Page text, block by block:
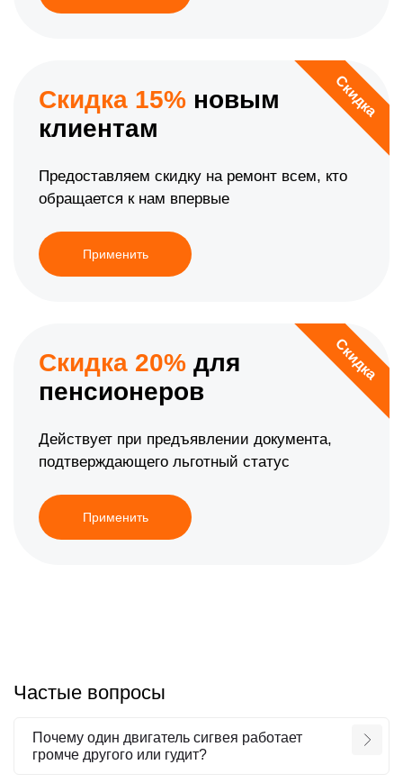
Скидка
Скидка 15% новым
клиентам
Предоставляем скидку на ремонт всем, кто
обращается к нам впервые
Применить
Скидка
Скидка 20% для
пенсионеров
Действует при предъявлении документа,
подтверждающего льготный статус
Применить
Частые вопросы
Почему один двигатель сигвея работает
громче другого или гудит?